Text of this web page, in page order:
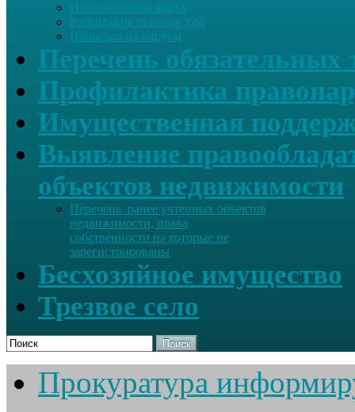
Интерактивная карта
Расписание станция Уфа
Проверка на вирусы
Перечень обязательных
Профилактика
Имущественная
Выявление
объектов недвижимости
Перечень ранее учтенных объектов
недвижимости, права
собственности на которые не
зарегистрированы
Бесхозяйное имущество
Трезвое село
Поиск
Прокуратура